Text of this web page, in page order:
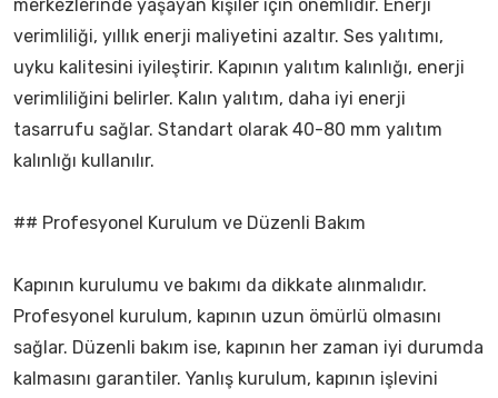
merkezlerinde yaşayan kişiler için önemlidir. Enerji
verimliliği, yıllık enerji maliyetini azaltır. Ses yalıtımı,
uyku kalitesini iyileştirir. Kapının yalıtım kalınlığı, enerji
verimliliğini belirler. Kalın yalıtım, daha iyi enerji
tasarrufu sağlar. Standart olarak 40-80 mm yalıtım
kalınlığı kullanılır.
## Profesyonel Kurulum ve Düzenli Bakım
Kapının kurulumu ve bakımı da dikkate alınmalıdır.
Profesyonel kurulum, kapının uzun ömürlü olmasını
sağlar. Düzenli bakım ise, kapının her zaman iyi durumda
kalmasını garantiler. Yanlış kurulum, kapının işlevini